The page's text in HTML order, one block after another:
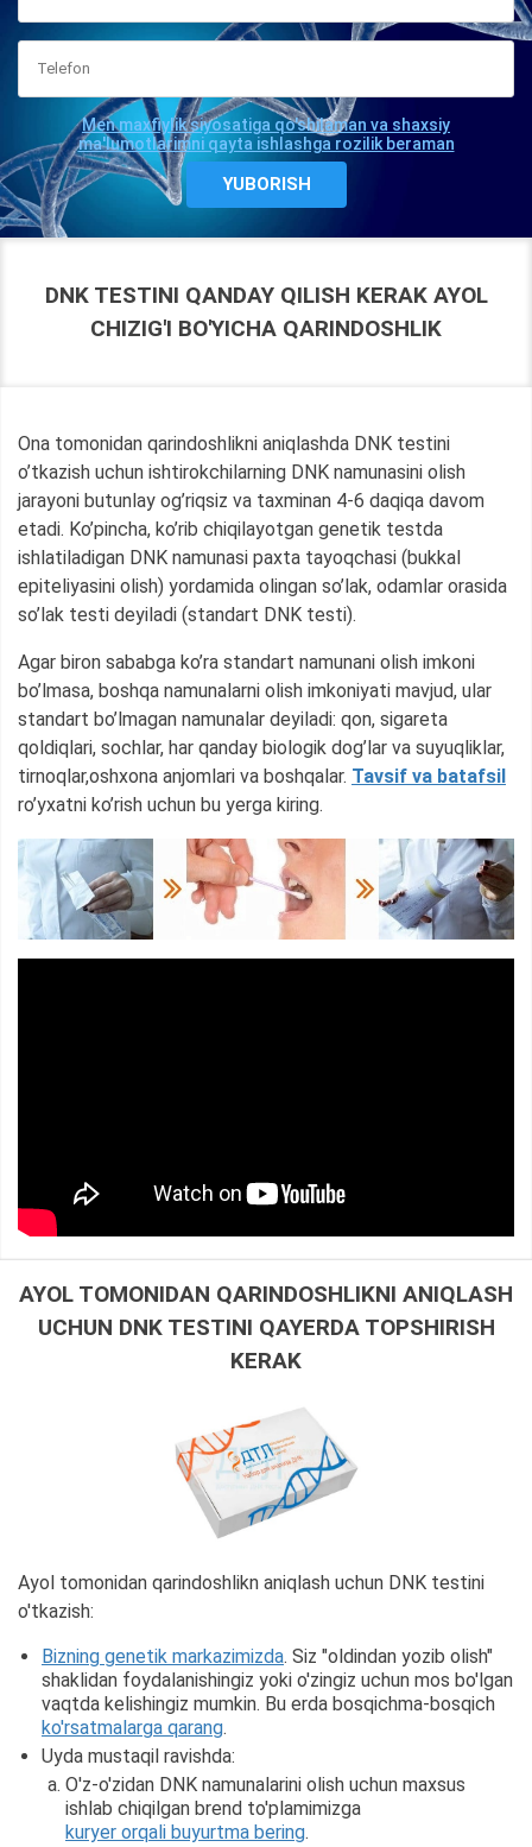
Men maxfiylik siyosatiga qo'shilaman va shaxsiy
ma'lumotlarimni qayta ishlashga rozilik beraman
DNK TESTINI QANDAY QILISH KERAK AYOL
CHIZIG'I BO'YICHA QARINDOSHLIK
Ona tomonidan qarindoshlikni aniqlashda DNK testini
o’tkazish uchun ishtirokchilarning DNK namunasini olish
jarayoni butunlay og’riqsiz va taxminan 4-6 daqiqa davom
etadi. Ko’pincha, ko’rib chiqilayotgan genetik testda
ishlatiladigan DNK namunasi paxta tayoqchasi (bukkal
epiteliyasini olish) yordamida olingan so’lak, odamlar orasida
so’lak testi deyiladi (standart DNK testi).
Agar biron sababga ko’ra standart namunani olish imkoni
bo’lmasa, boshqa namunalarni olish imkoniyati mavjud, ular
standart bo’lmagan namunalar deyiladi: qon, sigareta
qoldiqlari, sochlar, har qanday biologik dog’lar va suyuqliklar,
tirnoqlar,oshxona anjomlari va boshqalar. Tavsif va batafsil
ro’yxatni ko’rish uchun bu yerga kiring.
AYOL TOMONIDAN QARINDOSHLIKNI ANIQLASH
UCHUN DNK TESTINI QAYERDA TOPSHIRISH
KERAK
Ayol tomonidan qarindoshlikn aniqlash uchun DNK testini
o'tkazish:
Bizning genetik markazimizda. Siz "oldindan yozib olish"
shaklidan foydalanishingiz yoki o'zingiz uchun mos bo'lgan
vaqtda kelishingiz mumkin. Bu erda bosqichma-bosqich
ko'rsatmalarga qarang.
Uyda mustaqil ravishda:
O'z-o'zidan DNK namunalarini olish uchun maxsus
ishlab chiqilgan brend to'plamimizga
kuryer orqali buyurtma bering.